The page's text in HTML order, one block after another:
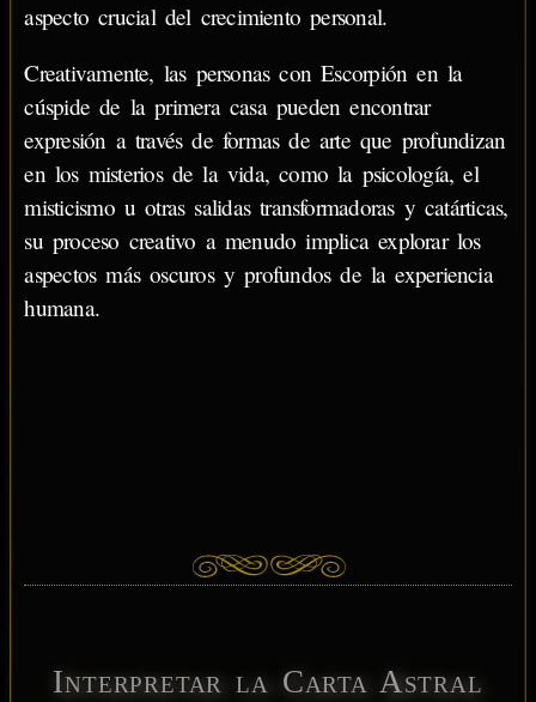
aspecto crucial del crecimiento personal.
Creativamente, las personas con Escorpión en la
cúspide de la primera casa pueden encontrar
expresión a través de formas de arte que profundizan
en los misterios de la vida, como la psicología, el
misticismo u otras salidas transformadoras y catárticas,
su proceso creativo a menudo implica explorar los
aspectos más oscuros y profundos de la experiencia
humana.
Interpretar la Carta Astral